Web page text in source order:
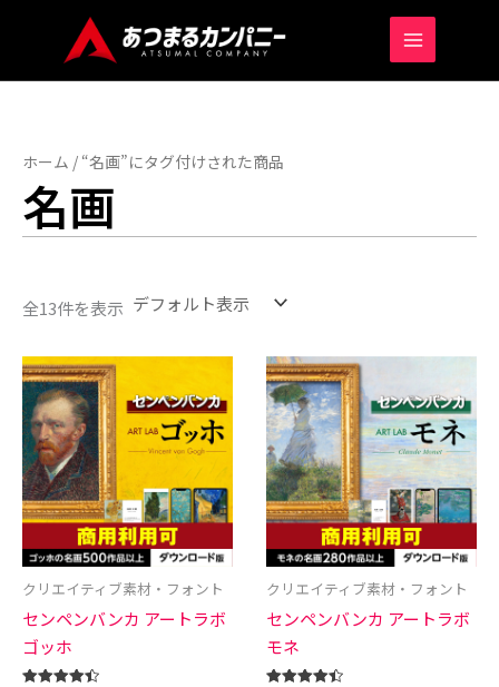
MAIN
MENU
ホーム / “名画”にタグ付けされた商品
名画
全13件を表示
クリエイティブ素材・フォント
センペンバンカ アートラボ
ゴッホ
クリエイティブ素材・フォント
センペンバンカ アートラボ
モネ